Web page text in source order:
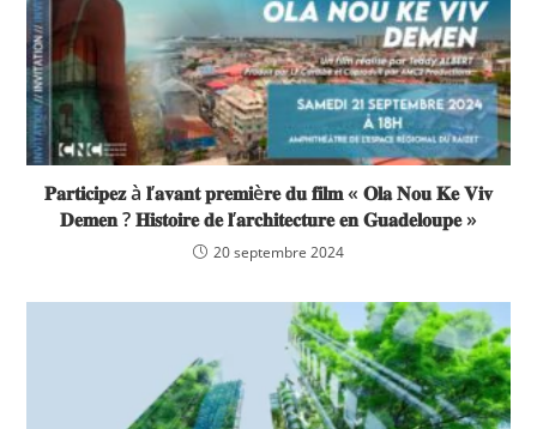
𝐏𝐚𝐫𝐭𝐢𝐜𝐢𝐩𝐞𝐳 à 𝐥’𝐚𝐯𝐚𝐧𝐭 𝐩𝐫𝐞𝐦𝐢è𝐫𝐞 𝐝𝐮 𝐟𝐢𝐥𝐦 « 𝐎𝐥𝐚 𝐍𝐨𝐮 𝐊𝐞 𝐕𝐢𝐯
𝐃𝐞𝐦𝐞𝐧 ? 𝐇𝐢𝐬𝐭𝐨𝐢𝐫𝐞 𝐝𝐞 𝐥’𝐚𝐫𝐜𝐡𝐢𝐭𝐞𝐜𝐭𝐮𝐫𝐞 𝐞𝐧 𝐆𝐮𝐚𝐝𝐞𝐥𝐨𝐮𝐩𝐞 »
20 septembre 2024